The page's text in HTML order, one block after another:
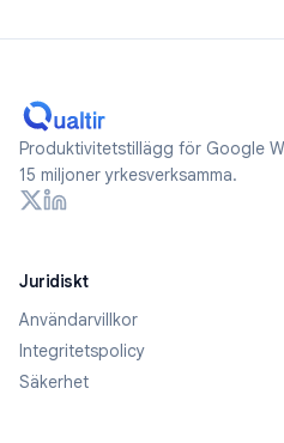
Produktivitetstillägg för Google
15 miljoner yrkesverksamma.
Juridiskt
Användarvillkor
Integritetspolicy
Säkerhet